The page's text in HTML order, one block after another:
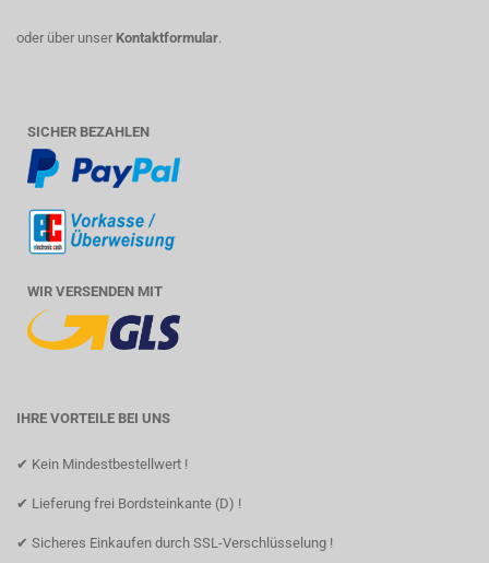
oder über unser Kontaktformular.
SICHER BEZAHLEN
WIR VERSENDEN MIT
IHRE VORTEILE BEI UNS
✔ Kein Mindestbestellwert !
✔ Lieferung frei Bordsteinkante (D) !
✔ Sicheres Einkaufen durch SSL-Verschlüsselung !